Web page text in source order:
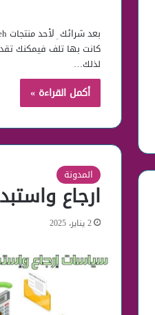
كانت بها تلف فيمكنك
لذلك…
أكمل القراءة »
المدونة
ارجاع
2 يناير، 2025